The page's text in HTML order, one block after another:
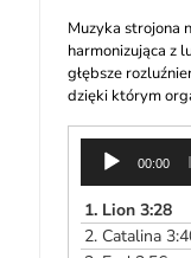
Muzyka strojona
harmonizująca z
głębsze
dzięki którym
Odtwarzacz
plików
dźwiękowych
00:00
1. Lion 3:28
2. Catalina